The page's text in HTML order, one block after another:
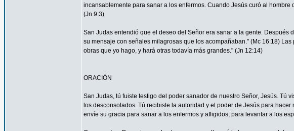
incansablemente para sanar a los enfermos. Cuando Jesús curó al
(Jn 9:3)
San Judas entendió que el deseo del Señor era sanar a la gente.
su mensaje con señales milagrosas que los acompañaban." (Mc 16:18)
obras que yo hago, y hará otras todavía más grandes." (Jn 12:14)
ORACIÓN
San Judas, tú fuiste testigo del poder sanador de nuestro Señor, Jesús. Tú
los desconsolados. Tú recibiste la autoridad y el poder de Jesús para
envíe su gracia para sanar a los enfermos y afligidos, para levantar a los